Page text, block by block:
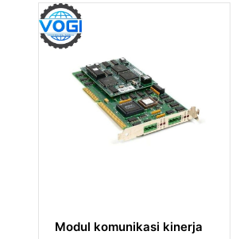
kinerja
GE IC694TBB032